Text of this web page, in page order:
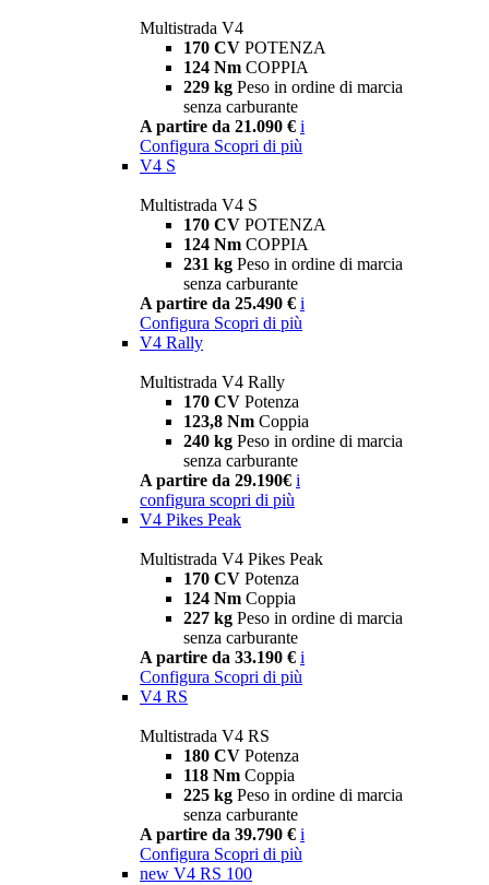
Multistrada V4
170 CV POTENZA
124 Nm COPPIA
229 kg Peso in ordine di marcia
senza carburante
A partire da 21.090 € i
Configura Scopri di più
V4 S
Multistrada V4 S
170 CV POTENZA
124 Nm COPPIA
231 kg Peso in ordine di marcia
senza carburante
A partire da 25.490 € i
Configura Scopri di più
V4 Rally
Multistrada V4 Rally
170 CV Potenza
123,8 Nm Coppia
240 kg Peso in ordine di marcia
senza carburante
A partire da 29.190€ i
configura scopri di più
V4 Pikes Peak
Multistrada V4 Pikes Peak
170 CV Potenza
124 Nm Coppia
227 kg Peso in ordine di marcia
senza carburante
A partire da 33.190 € i
Configura Scopri di più
V4 RS
Multistrada V4 RS
180 CV Potenza
118 Nm Coppia
225 kg Peso in ordine di marcia
senza carburante
A partire da 39.790 € i
Configura Scopri di più
new V4 RS 100